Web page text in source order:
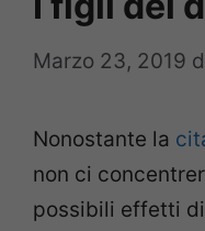
Marzo 23, 2019
Nonostante la
non ci
possibili effetti